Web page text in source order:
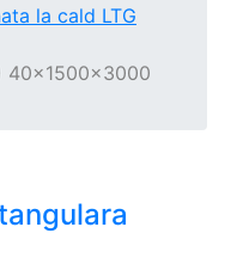
la cald LTG
40x1500x3000